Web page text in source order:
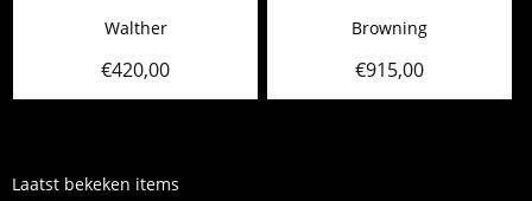
Walther
€420,00
Browning
€915,00
Laatst bekeken items